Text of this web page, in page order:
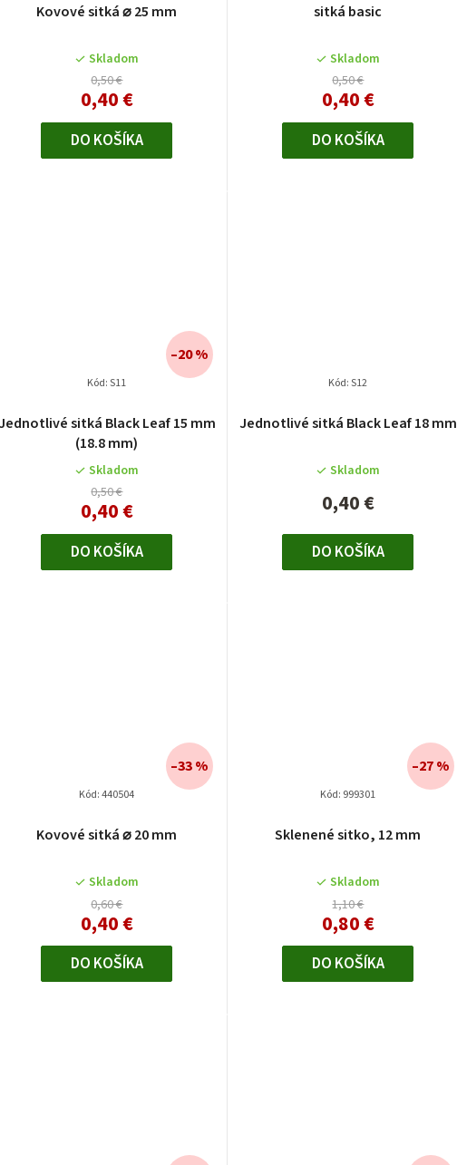
u
k
Kovové sitká ⌀ 25 mm
Skladom
0,50 €
0,40 €
DO KOŠÍKA
sitká basic
Skladom
0,50 €
0,40 €
DO KOŠÍKA
sitká Black Leaf 15 mm
(18.8 mm)
Skladom
0,50 €
0,40 €
–20 %
DO KOŠÍKA
Kód:S11
Jednotlivé sitká Black Leaf 18 mm
hodnotenie
je
z
5
hviezdičiek.
Skladom
0,40 €
DO KOŠÍKA
Kód:S12
Kovové sitká ⌀ 20 mm
Skladom
0,60 €
0,40 €
–33 %
DO KOŠÍKA
Kód:440504
Sklenené sitko, 12 mm
Skladom
1,10 €
0,80 €
–27 %
DO KOŠÍKA
Kód: 999301